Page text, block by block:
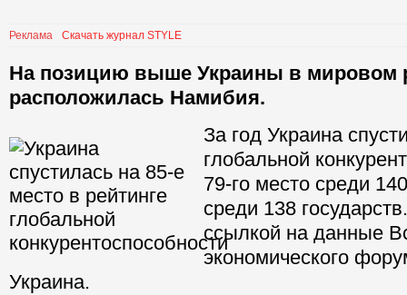
Реклама Скачать журнал STYLE
На позицию выше Украины в мировом
расположилась Намибия.
За год Украина
глобальной
79-го место среди
среди 138
ссылкой на данные
экономического
Украина.